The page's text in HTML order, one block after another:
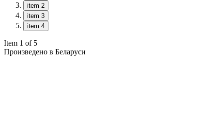
item 2
item 3
item 4
Item 1 of 5
Произведено в Беларуси